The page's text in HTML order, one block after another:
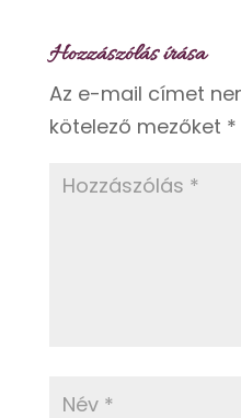
Hozzászólás írása
Az e-mail címet
kötelező mezőket *